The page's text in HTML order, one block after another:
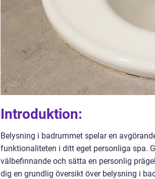
Introduktion:
Belysning i badrummet spelar en
funktionaliteten i ditt eget personliga spa.
välbefinnande och sätta en personlig
dig en grundlig översikt över belysning i